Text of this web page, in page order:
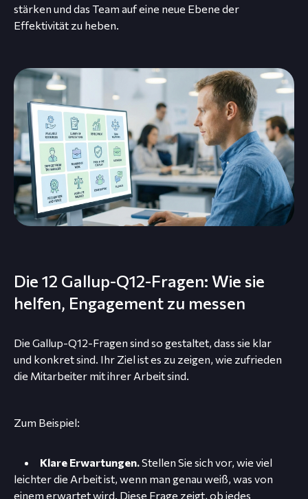
stärken und das Team auf eine neue Ebene der
Effektivität zu heben.
Die 12 Gallup-Q12-Fragen: Wie sie
helfen, Engagement zu messen
Die Gallup-Q12-Fragen sind so gestaltet, dass sie klar
und konkret sind. Ihr Ziel ist es zu zeigen, wie zufrieden
die Mitarbeiter mit ihrer Arbeit sind.
Zum Beispiel:
Klare Erwartungen.Stellen Sie sich vor, wie viel
leichter die Arbeit ist, wenn man genau weiß, was von
einem erwartet wird. Diese Frage zeigt, ob jedes